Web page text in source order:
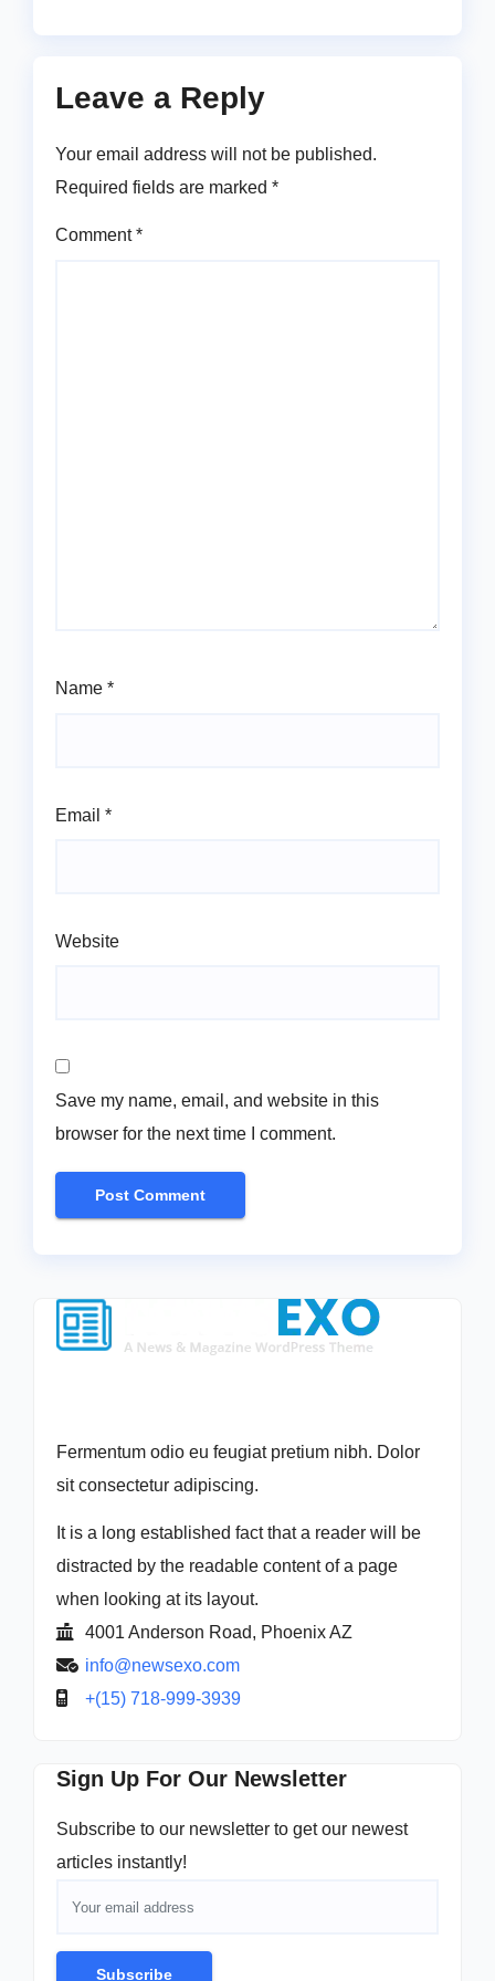
Leave a Reply
Your email address will not be published.
Required fields are marked *
Comment*
Name *
Email *
Website
Save my name, email, and website in this
browser for the next time I comment.
Fermentum odio eu feugiat pretium nibh. Dolor
sit consectetur adipiscing.
It is a long established fact that a reader will be
distracted by the readable content of a page
when looking at its layout.
4001 Anderson Road, Phoenix AZ
info@newsexo.com
+(15) 718-999-3939
Sign Up For Our Newsletter
Subscribe to our newsletter to get our newest
articles instantly!
Subscribe